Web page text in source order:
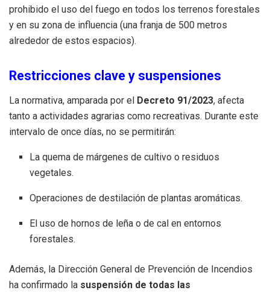
prohibido el uso del fuego en todos los terrenos forestales
y en su zona de influencia (una franja de 500 metros
alrededor de estos espacios).
Restricciones clave y suspensiones
La normativa, amparada por el Decreto 91/2023, afecta
tanto a actividades agrarias como recreativas. Durante este
intervalo de once días, no se permitirán:
La quema de márgenes de cultivo o residuos
vegetales.
Operaciones de destilación de plantas aromáticas.
El uso de hornos de leña o de cal en entornos
forestales.
Además, la Dirección General de Prevención de Incendios
ha confirmado la suspensión de todas las